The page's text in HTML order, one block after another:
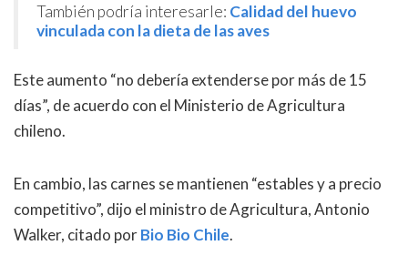
También podría interesarle: Calidad del huevo
vinculada con la dieta de las aves
Este aumento “no debería extenderse por más de 15
días”, de acuerdo con el Ministerio de Agricultura
chileno.
En cambio, las carnes se mantienen “estables y a precio
competitivo”, dijo el ministro de Agricultura, Antonio
Walker, citado porBio Bio Chile.